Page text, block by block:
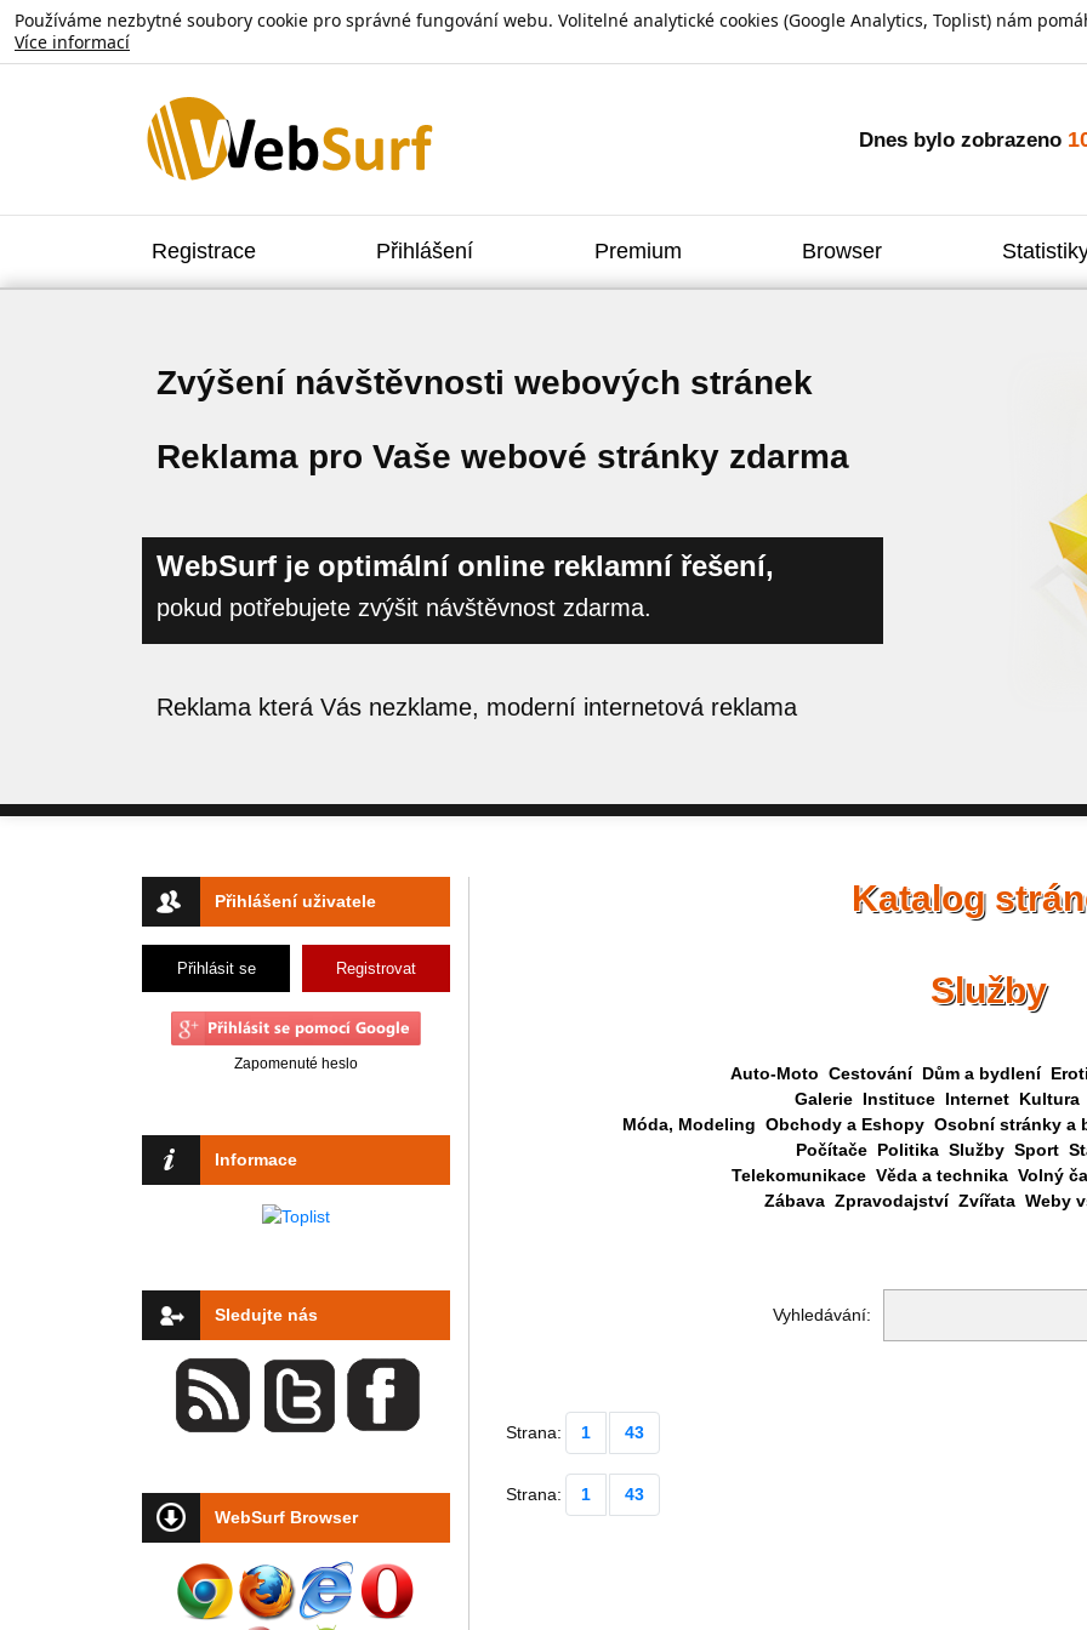
Používáme nezbytné soubory cookie pro správné fungování webu. Volitelné analytické cookies (Google Analytics, Toplist) nám
Více informací
Dnes bylo zobrazeno
Registrace Přihlášení Premium Browser
Zvýšení návštěvnosti webových stránek
Reklama pro Vaše webové stránky zdarma
WebSurf je optimální online reklamní řešení,
pokud potřebujete zvýšit návštěvnost zdarma.
Reklama která Vás nezklame, moderní internetová reklama
Přihlášení uživatele
Přihlásit se Registrovat
Zapomenuté heslo
Informace
Sledujte nás
WebSurf Browser
Katalog
Služby
Auto-Moto Cestování Dům a bydlení
Galerie Instituce Internet Kultura
Móda, Modeling Obchody a Eshopy Osobní stránky a
Počítače Politika Služby Sport
Telekomunikace Věda a technika Volný
Zábava Zpravodajství Zvířata Weby
Vyhledávání:
Strana: 1 43
Strana: 1 43